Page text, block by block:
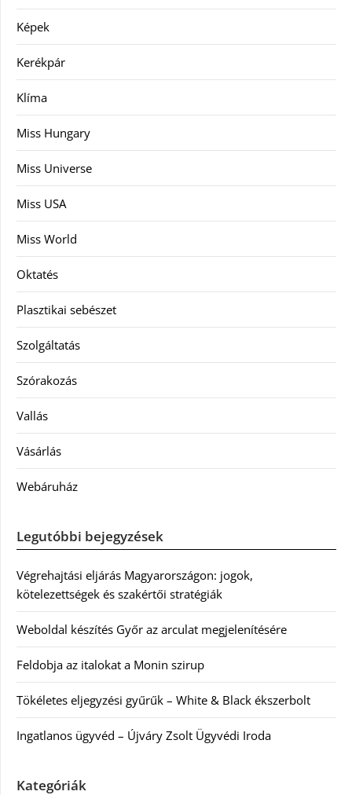
Képek
Kerékpár
Klíma
Miss Hungary
Miss Universe
Miss USA
Miss World
Oktatés
Plasztikai sebészet
Szolgáltatás
Szórakozás
Vallás
Vásárlás
Webáruház
Legutóbbi bejegyzések
Végrehajtási eljárás Magyarországon: jogok,
kötelezettségek és szakértői stratégiák
Weboldal készítés Győr az arculat megjelenítésére
Feldobja az italokat a Monin szirup
Tökéletes eljegyzési gyűrűk – White & Black ékszerbolt
Ingatlanos ügyvéd – Újváry Zsolt Ügyvédi Iroda
Kategóriák